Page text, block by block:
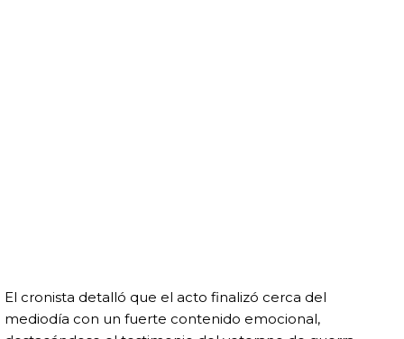
El cronista detalló que el acto finalizó cerca del
mediodía con un fuerte contenido emocional,